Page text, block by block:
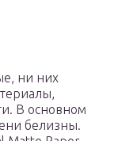
ни них
В основном
белизны.